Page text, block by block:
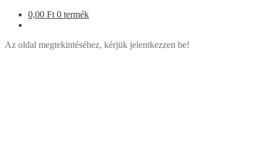
0,00 Ft 0 termék
Az oldal megtekintéséhez, kérjük jelentkezzen be!